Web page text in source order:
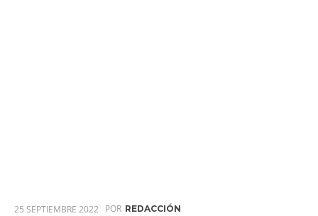
25 SEPTIEMBRE 2022 POR REDACCIÓN